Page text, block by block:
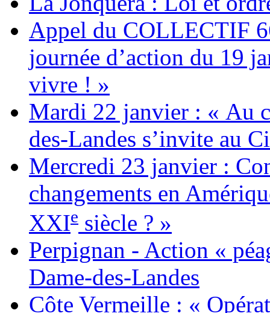
Appel du COLLECTIF
journée d’action du 19
vivre ! »
Mardi 22 janvier : « Au
des-Landes s’invite au
Mercredi 23 janvier :
changements en
XXIe siècle ? »
Perpignan - Action «
Dame-des-Landes
Côte Vermeille : «